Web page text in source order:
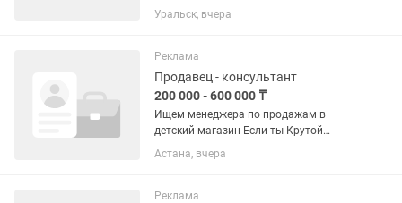
.Рабочий день с 10:00-18:00. 6/1 ( 6/2)
Уральск, вчера
Реклама
Продавец - консультант
200 000 - 600 000 ₸
Ищем менеджера по продажам в
детский магазин Если ты Крутой
специалист, менеджер, умеющий
работать с клиентами, оптимист , тебе
детским товарам - от рождения и до 5...
Астана, вчера
Реклама